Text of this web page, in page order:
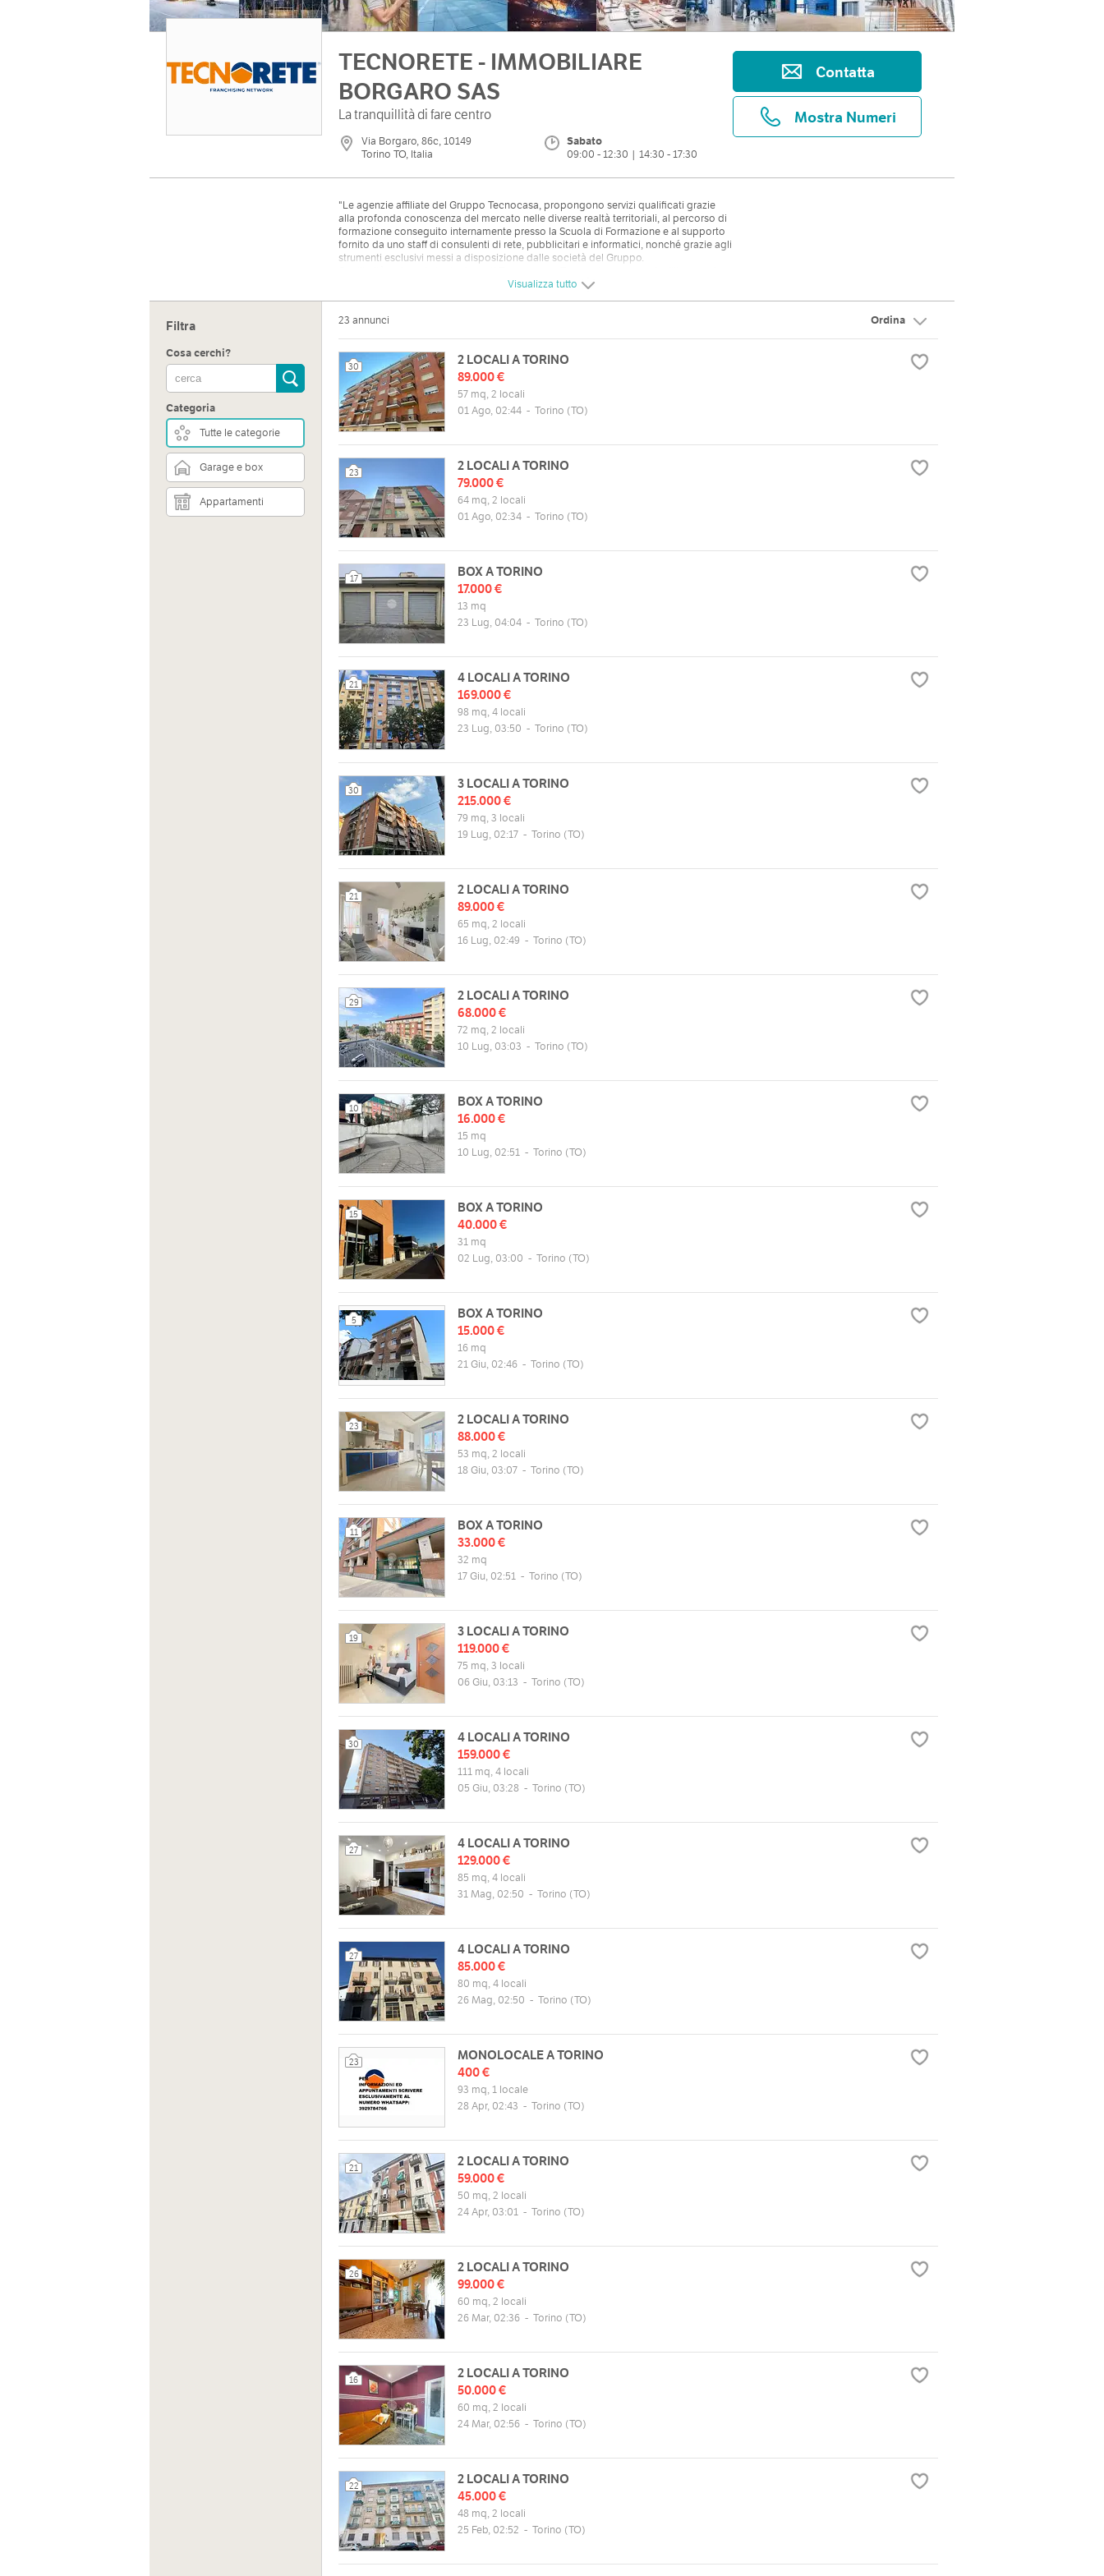
TECNORETE - IMMOBILIARE
BORGARO SAS
La tranquillità di fare centro
Via Borgaro, 86c, 10149
Torino TO, Italia
Sabato
09:00 - 12:30 | 14:30 - 17:30
Contatta
Mostra Numeri
"Le agenzie affiliate del Gruppo Tecnocasa, propongono servizi qualificati grazie
alla profonda conoscenza del mercato nelle diverse realtà territoriali, al percorso di
formazione conseguito internamente presso la Scuola di Formazione e al supporto
fornito da uno staff di consulenti di rete, pubblicitari e informatici, nonché grazie agli
strumenti esclusivi messi a disposizione dalle società del Gruppo.
le transazioni più complesse e in particolare le compravendite collegate tra loro ma
Indirizzo
Via Borgaro, 86c, 10149 Torino TO, Italia
Mappa
Sito web
https://torino8.tecnorete.it
Orari
Mar
Ven
Dom
Visualizza tutto
Filtra
Cosa cerchi?
Categoria
Tutte le categorie
Garage e box
Appartamenti
23 annunci Ordina
30
2 LOCALI A TORINO
89.000 €
57 mq, 2 locali
01 Ago, 02:44 - Torino (TO)
23
2 LOCALI A TORINO
79.000 €
64 mq, 2 locali
01 Ago, 02:34 - Torino (TO)
17
BOX A TORINO
17.000 €
13 mq
23 Lug, 04:04 - Torino (TO)
21
4 LOCALI A TORINO
169.000 €
98 mq, 4 locali
23 Lug, 03:50 - Torino (TO)
30
3 LOCALI A TORINO
215.000 €
79 mq, 3 locali
19 Lug, 02:17 - Torino (TO)
21
2 LOCALI A TORINO
89.000 €
65 mq, 2 locali
16 Lug, 02:49 - Torino (TO)
29
2 LOCALI A TORINO
68.000 €
72 mq, 2 locali
10 Lug, 03:03 - Torino (TO)
10
BOX A TORINO
16.000 €
15 mq
10 Lug, 02:51 - Torino (TO)
15
BOX A TORINO
40.000 €
31 mq
02 Lug, 03:00 - Torino (TO)
5
BOX A TORINO
15.000 €
16 mq
21 Giu, 02:46 - Torino (TO)
23
2 LOCALI A TORINO
88.000 €
53 mq, 2 locali
18 Giu, 03:07 - Torino (TO)
11
BOX A TORINO
33.000 €
32 mq
17 Giu, 02:51 - Torino (TO)
19
3 LOCALI A TORINO
119.000 €
75 mq, 3 locali
06 Giu, 03:13 - Torino (TO)
30
4 LOCALI A TORINO
159.000 €
111 mq, 4 locali
05 Giu, 03:28 - Torino (TO)
27
4 LOCALI A TORINO
129.000 €
85 mq, 4 locali
31 Mag, 02:50 - Torino (TO)
27
4 LOCALI A TORINO
85.000 €
80 mq, 4 locali
26 Mag, 02:50 - Torino (TO)
23
MONOLOCALE A TORINO
400 €
93 mq, 1 locale
28 Apr, 02:43 - Torino (TO)
21
2 LOCALI A TORINO
59.000 €
50 mq, 2 locali
24 Apr, 03:01 - Torino (TO)
26
2 LOCALI A TORINO
99.000 €
60 mq, 2 locali
26 Mar, 02:36 - Torino (TO)
16
2 LOCALI A TORINO
50.000 €
60 mq, 2 locali
24 Mar, 02:56 - Torino (TO)
22
2 LOCALI A TORINO
45.000 €
48 mq, 2 locali
25 Feb, 02:52 - Torino (TO)